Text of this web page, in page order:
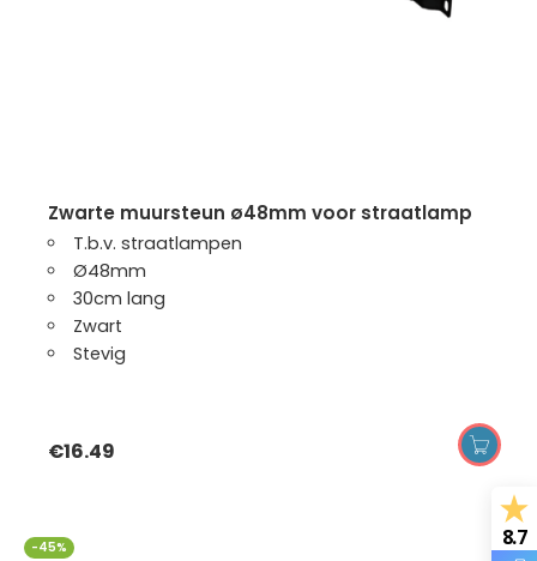
zwarte muursteun ø48mm voor straatlamp
T.b.v. straatlampen
Ø48mm
30cm lang
Zwart
Stevig
€16.49
-45% 8.7